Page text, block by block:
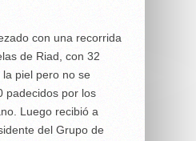
con una recorrida
de Riad, con 32
piel pero no se
padecidos por los
Luego recibió a
del Grupo de